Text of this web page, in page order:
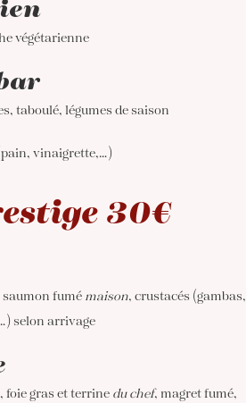
végétarienne
taboulé, légumes de saison
vinaigrette,…)
30€
fumémaison, crustacés (gambas,
selon arrivage
foie gras et terrinedu chef, magret fumé,